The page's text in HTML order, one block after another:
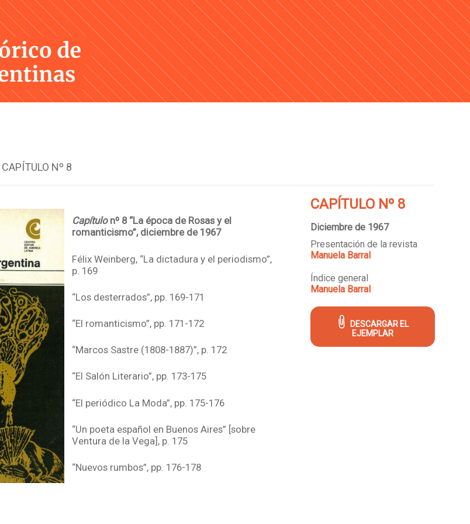
Skip
to
content
CAPÍTULO Nº 8
Capítulonº 8 “La época de Rosas y el
romanticismo”, diciembre de 1967
Félix Weinberg, “La dictadura y el periodismo”,
p. 169
“Los desterrados”, pp. 169-171
“El romanticismo”, pp. 171-172
“Marcos Sastre (1808-1887)”, p. 172
“El Salón Literario”, pp. 173-175
“El periódico La Moda”, pp. 175-176
“Un poeta español en Buenos Aires” [sobre
Ventura de la Vega], p. 175
“Nuevos rumbos”, pp. 176-178
CAPÍTULO Nº 8
Diciembre de 1967
Presentación de la revista
Manuela Barral
Índice general
Manuela Barral
DESCARGAR EL
EJEMPLAR